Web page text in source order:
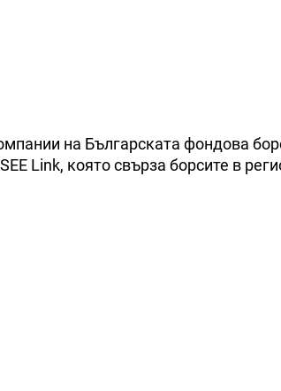
на Българската фондова
Link, която свърза борсите в